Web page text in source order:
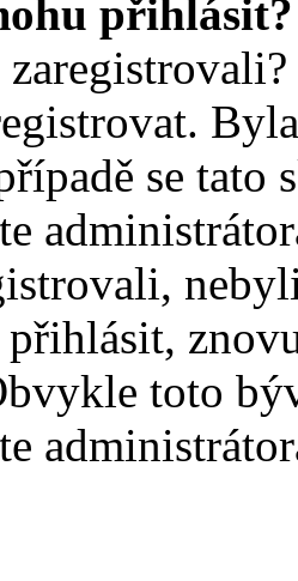
přihlásit?
se tato
přihlásit,
toto